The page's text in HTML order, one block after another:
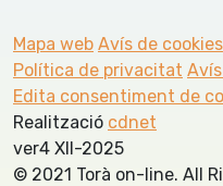
Mapa web Avís de cookies
Política de privacitat
Edita consentiment de
Realització cdnet
ver4 XII-2025
© 2021 Torà on-line. All